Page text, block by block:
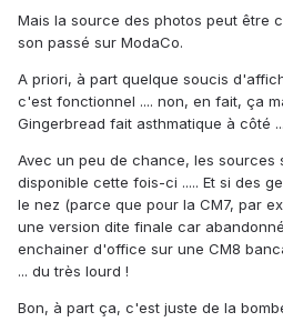
Mais la source des photos peut être
son passé sur ModaCo.
A priori, à part quelque soucis
c'est fonctionnel .... non, en fait, ça
Gingerbread fait asthmatique à côté
Avec un peu de chance, les sources
disponible cette fois-ci ..... Et si des
le nez (parce que pour la CM7, par
une version dite finale car
enchainer d'office sur une CM8
... du très lourd !
Bon, à part ça, c'est juste de la